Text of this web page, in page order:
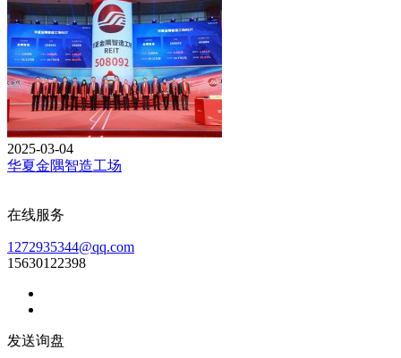
2025-03-04
华夏金隅智造工场
在线服务
1272935344@qq.com
15630122398
发送询盘